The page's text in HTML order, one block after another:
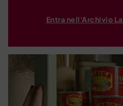
Entra nell'Archivio